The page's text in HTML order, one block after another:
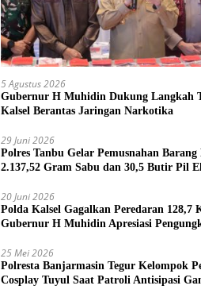
5 Agustus 2026
Gubernur H Muhidin Dukung Langkah
Kalsel Berantas Jaringan Narkotika
29 Juni 2026
Polres Tanbu Gelar Pemusnahan
2.137,52 Gram Sabu dan 30,5 Butir Pil
20 Juni 2026
Polda Kalsel Gagalkan Peredaran 128,7
Gubernur H Muhidin Apresiasi
25 Mei 2026
Polresta Banjarmasin Tegur Kelompok
Cosplay Tuyul Saat Patroli Antisipasi